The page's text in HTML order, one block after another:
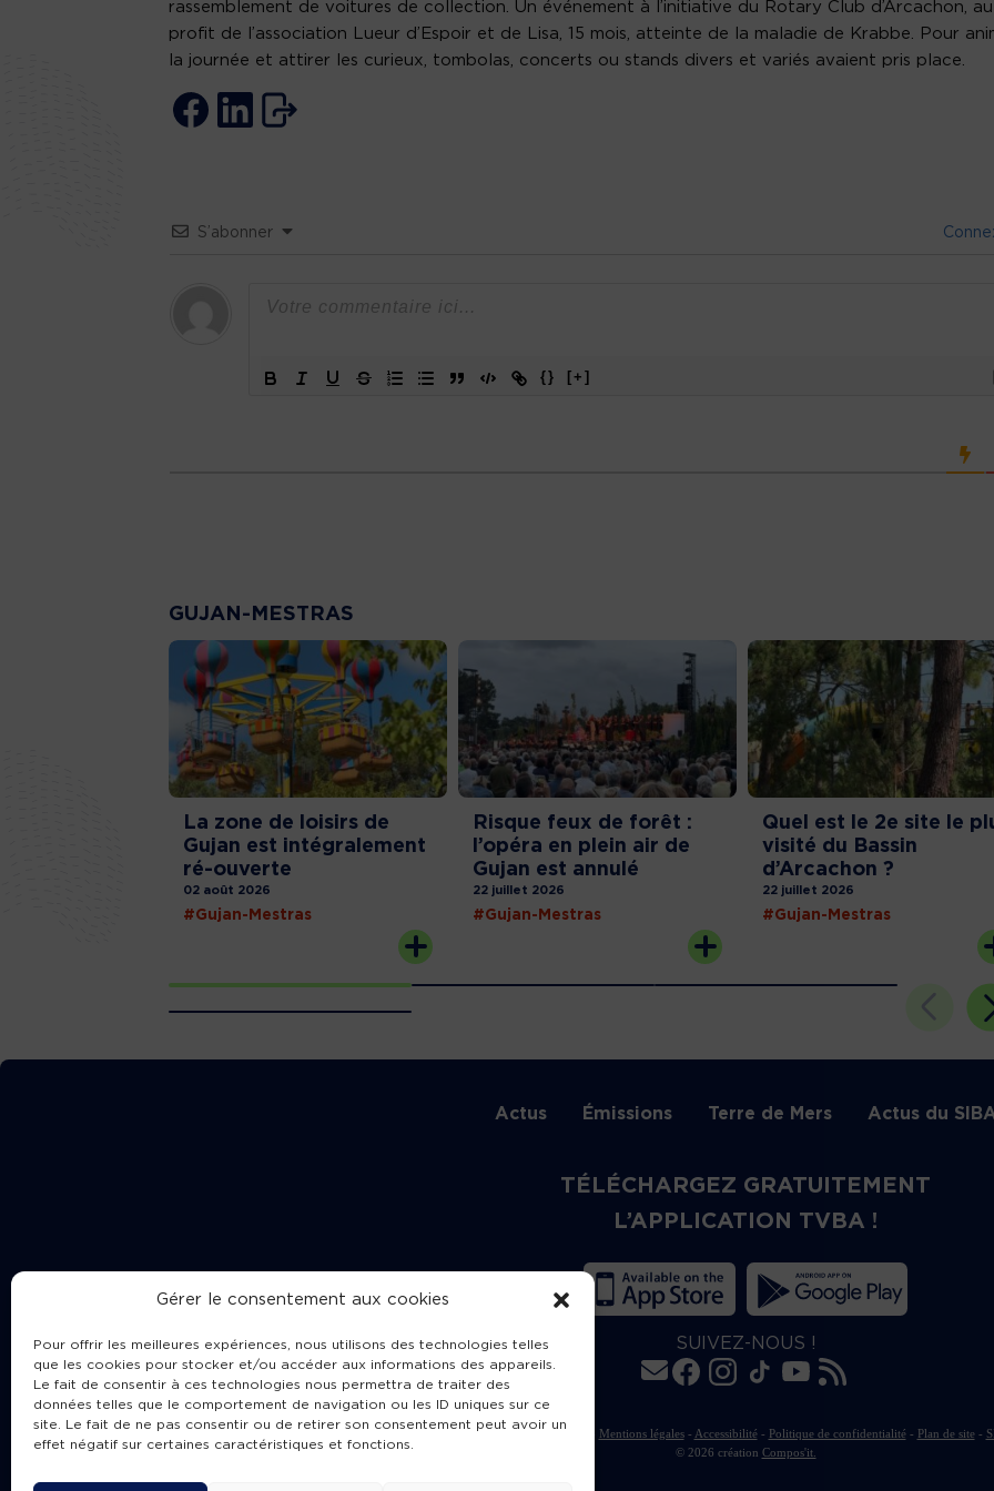
Gérer le consentement aux cookies
Pour offrir les meilleures expériences, nous utilisons des technologies telles
que les cookies pour stocker et/ou accéder aux informations des appareils.
Le fait de consentir à ces technologies nous permettra de traiter des
données telles que le comportement de navigation ou les ID uniques sur ce
site. Le fait de ne pas consentir ou de retirer son consentement peut avoir un
effet négatif sur certaines caractéristiques et fonctions.
rassemblement de voitures de collection. Un événement à l’initiative du Rotary Club d’Arcachon, au
profit de l’association Lueur d’Espoir et de Lisa, 15 mois, atteinte de la maladie de Krabbe. Pour
la journée et attirer les curieux, tombolas, concerts ou stands divers et variés avaient pris place.
S’abonner
{} [+]
GUJAN-MESTRAS
La zone de loisirs de
Gujan est intégralement
ré-ouverte
02 août 2026
#Gujan-Mestras
Risque feux de forêt :
l’opéra en plein air de
Gujan est annulé
22 juillet 2026
#Gujan-Mestras
Quel est le 2e site le
visité du Bassin
d’Arcachon ?
22 juillet 2026
#Gujan-Mestras
Actus Émissions Terre de Mers Actus du
TÉLÉCHARGEZ GRATUITEMENT
L’APPLICATION TVBA !
SUIVEZ-NOUS !
Charte de publication Mentions légales- Accessibilité- Politique de confidentialité- Plan de site-
© 2026 création Compos'it.